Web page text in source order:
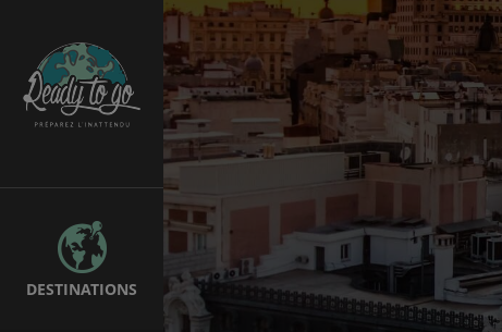
DESTINATIONS
ÉTUDES
EMPLOIS &
STAGES